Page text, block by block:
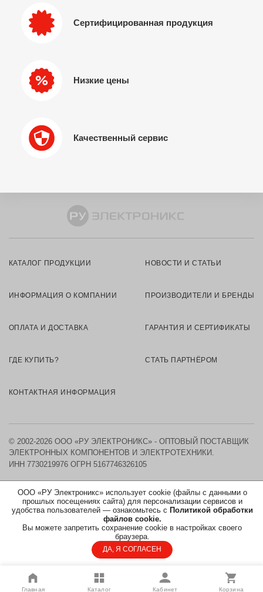
Сертифицированная продукция
Низкие цены
Качественный сервис
ООО «РУ Электроникс» использует cookie (файлы с данными о
прошлых посещениях сайта) для персонализации сервисов и
удобства пользователей — ознакомьтесь с Политикой обработки
файлов cookie.
Вы можете запретить сохранение cookie в настройках своего
браузера.
ДА, Я СОГЛАСЕН
КАТАЛОГ ПРОДУКЦИИ НОВОСТИ И СТАТЬИ
ИНФОРМАЦИЯ О КОМПАНИИ ПРОИЗВОДИТЕЛИ И БРЕНДЫ
ОПЛАТА И ДОСТАВКА ГАРАНТИЯ И СЕРТИФИКАТЫ
ГДЕ КУПИТЬ? СТАТЬ ПАРТНЁРОМ
КОНТАКТНАЯ ИНФОРМАЦИЯ
© 2002-2026 ООО «РУ ЭЛЕКТРОНИКС» - ОПТОВЫЙ ПОСТАВЩИК
ЭЛЕКТРОННЫХ КОМПОНЕНТОВ И ЭЛЕКТРОТЕХНИКИ.
ИНН 7730219976 ОГРН 5167746326105
ПОЛИТИКА ОБРАБОТКИ ПЕРСОНАЛЬНЫХ ДАННЫХ
СОГЛАСИЕ НА ОБРАБОТКУ ПЕРСОНАЛЬНЫХ ДАННЫХ
Главная Каталог Кабинет Корзина